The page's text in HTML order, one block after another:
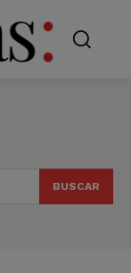
BUSCAR